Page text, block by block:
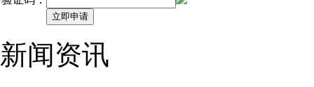
新闻资讯